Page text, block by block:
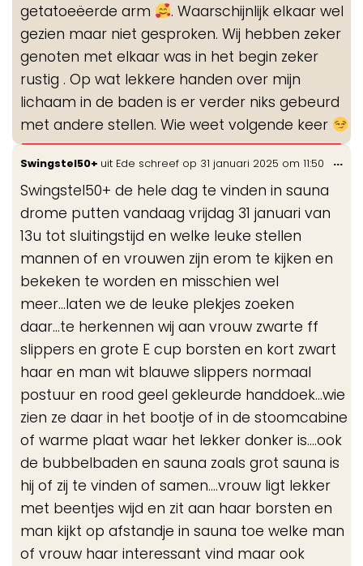
getatoeëerde arm
. Waarschijnlijk elkaar wel
gezien maar niet gesproken. Wij hebben zeker
genoten met elkaar was in het begin zeker
rustig . Op wat lekkere handen over mijn
lichaam in de baden is er verder niks gebeurd
met andere stellen. Wie weet volgende keer
Swingstel50+ uit Ede schreef op 31 januari 2025 om 11:50
Swingstel50+ de hele dag te vinden in sauna
drome putten vandaag vrijdag 31 januari van
13u tot sluitingstijd en welke leuke stellen
mannen of en vrouwen zijn erom te kijken en
bekeken te worden en misschien wel
meer...laten we de leuke plekjes zoeken
daar...te herkennen wij aan vrouw zwarte ff
slippers en grote E cup borsten en kort zwart
haar en man wit blauwe slippers normaal
postuur en rood geel gekleurde handdoek...wie
zien ze daar in het bootje of in de stoomcabine
of warme plaat waar het lekker donker is....ook
de bubbelbaden en sauna zoals grot sauna is
hij of zij te vinden of samen....vrouw ligt lekker
met beentjes wijd en zit aan haar borsten en
man kijkt op afstandje in sauna toe welke man
of vrouw haar interessant vind maar ook
...